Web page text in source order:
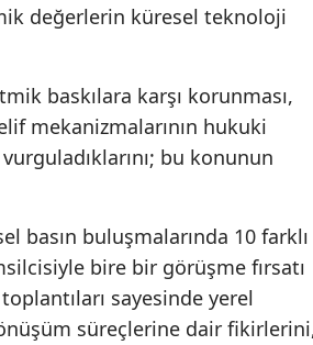
Bayburt
Kırıkkale
Batman
değerlerin küresel teknoloji
baskılara karşı korunması,
mekanizmalarının hukuki
bu konunun
basın buluşmalarında 10 farklı
bire bir görüşme fırsatı
sayesinde yerel
süreçlerine dair